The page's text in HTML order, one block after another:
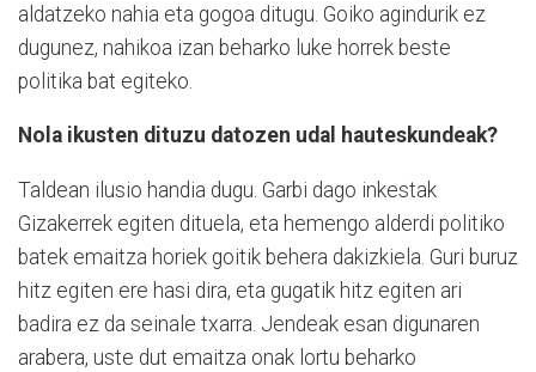
aldatzeko nahia eta gogoa ditugu. Goiko agindurik ez
dugunez, nahikoa izan beharko luke horrek beste
politika bat egiteko.
Nola ikusten dituzu datozen udal hauteskundeak?
Taldean ilusio handia dugu. Garbi dago inkestak
Gizakerrek egiten dituela, eta hemengo alderdi politiko
batek emaitza horiek goitik behera dakizkiela. Guri buruz
hitz egiten ere hasi dira, eta gugatik hitz egiten ari
badira ez da seinale txarra. Jendeak esan digunaren
arabera, uste dut emaitza onak lortu beharko